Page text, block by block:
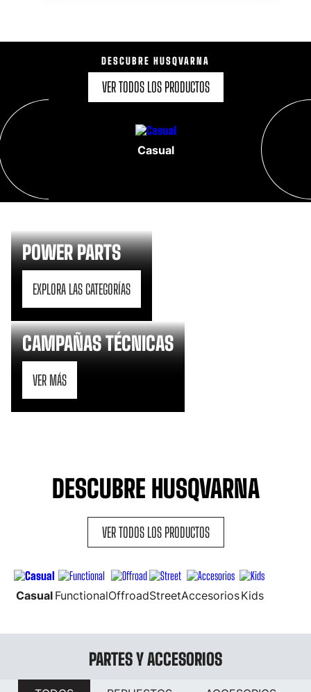
DESCUBRE HUSQVARNA
VER TODOS LOS PRODUCTOS
Casual
POWER PARTS
EXPLORA LAS CATEGORÍAS
CAMPAÑAS TÉCNICAS
VER MÁS
DESCUBRE HUSQVARNA
VER TODOS LOS PRODUCTOS
Casual FunctionalOffroadStreetAccesoriosKids
PARTES Y ACCESORIOS